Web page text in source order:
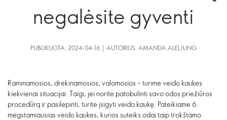
negalėsite gyventi
PUBLIKUOTA: 2024-04-16 | AUTORIUS: AMANDA ALELJUNG
Raminamosios, drėkinamosios, valomosios – turime veido kaukes
kiekvienai situacijai. Taigi, jei norite patobulinti savo odos priežiūros
procedūrą ir pasilepinti, turite įsigyti veido kaukę. Pateikiame 6
mėgstamiausias veido kaukes, kurios suteiks odai taip trokštamo